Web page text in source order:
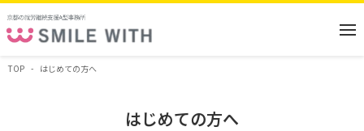
TOP はじめての方へ
はじめての方へ